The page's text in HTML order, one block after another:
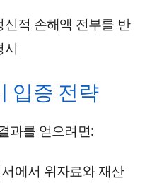
적 손해액 전부를 반
시
입증 전략
과를 얻으려면:
에서 위자료와 재산